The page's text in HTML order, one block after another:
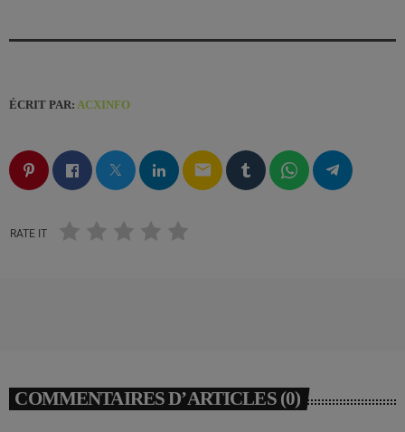
ÉCRIT PAR: ACXINFO
email
RATE IT
COMMENTAIRES D’ARTICLES (0)